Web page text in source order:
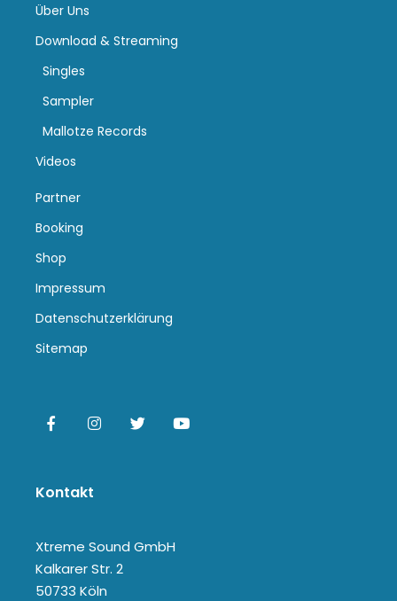
Über Uns
Download & Streaming
Singles
Sampler
Mallotze Records
Videos
Partner
Booking
Shop
Impressum
Datenschutzerklärung
Sitemap
Kontakt
Xtreme Sound GmbH
Kalkarer Str. 2
50733 Köln